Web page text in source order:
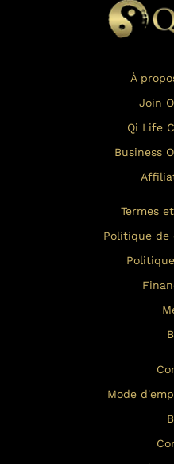
À
Join
Qi Life
Business
Termes
Politique
Mode